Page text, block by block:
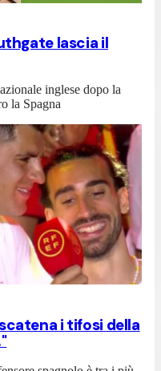
lascia il
inglese dopo la
la Spagna
i tifosi della